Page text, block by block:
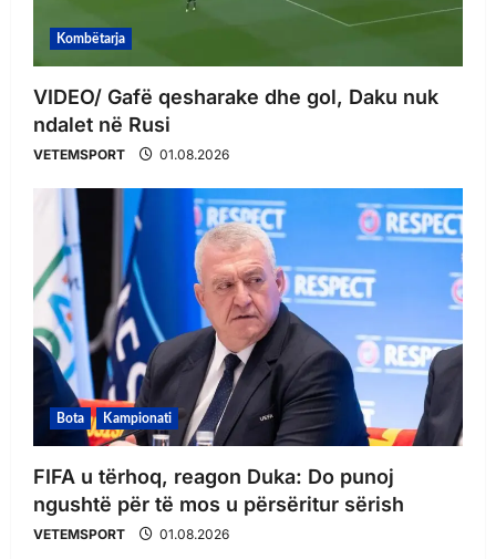
Kombëtarja
VIDEO/ Gafë qesharake dhe gol, Daku nuk
ndalet në Rusi
VETEMSPORT 01.08.2026
Bota Kampionati
FIFA u tërhoq, reagon Duka: Do punoj
ngushtë për të mos u përsëritur sërish
VETEMSPORT 01.08.2026